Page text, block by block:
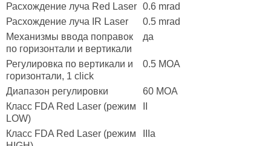
Расхождение луча Red Laser 0.6 mrad
Расхождение луча IR Laser
0.5 mrad
Механизмы ввода поправок
по горизонтали и вертикали
да
Регулировка по вертикали и
горизонтали, 1 click
0.5 MOA
Диапазон регулировки
60 MOA
Класс FDA Red Laser (режим
LOW)
Класс FDA Red Laser (режим
IIIa